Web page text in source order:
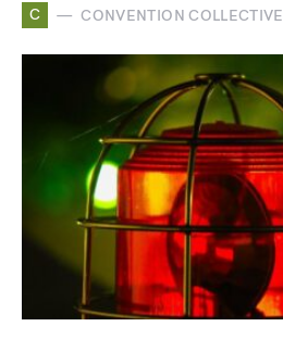
C CONVENTION COLLECTIVE